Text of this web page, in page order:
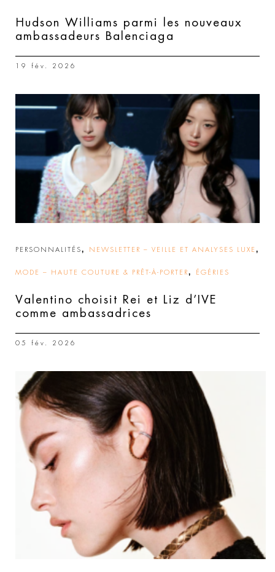
Hudson Williams parmi les nouveaux
ambassadeurs Balenciaga
19 fév. 2026
PERSONNALITÉS, NEWSLETTER – VEILLE ET ANALYSES LUXE ,
MODE – HAUTE COUTURE & PRÊT-À-PORTER, ÉGÉRIES
Valentino choisit Rei et Liz d’IVE
comme ambassadrices
05 fév. 2026